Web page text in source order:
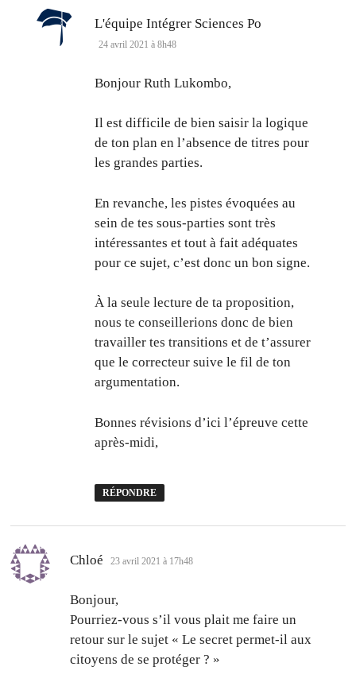
L'équipe Intégrer Sciences Po
24 avril 2021 à 8h48
Bonjour Ruth Lukombo,
Il est difficile de bien saisir la logique
de ton plan en l’absence de titres pour
les grandes parties.
En revanche, les pistes évoquées au
sein de tes sous-parties sont très
intéressantes et tout à fait adéquates
pour ce sujet, c’est donc un bon signe.
À la seule lecture de ta proposition,
nous te conseillerions donc de bien
travailler tes transitions et de t’assurer
que le correcteur suive le fil de ton
argumentation.
Bonnes révisions d’ici l’épreuve cette
après-midi,
RÉPONDRE
Chloé dit :
23 avril 2021 à 17h48
Bonjour,
Pourriez-vous s’il vous plait me faire un
retour sur le sujet « Le secret permet-il aux
citoyens de se protéger ? »